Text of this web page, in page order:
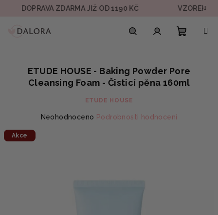
ZDARMA JIŽ OD 1190 KČ VZOREK V KAŽDÉ
košík
ETUDE HOUSE - Baking Powder Pore
Cleansing Foam - Čisticí pěna 160ml
ETUDE HOUSE
Průměrné
Neohodnoceno Podrobnosti hodnocení
Akce